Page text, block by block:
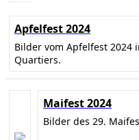
Apfelfest 2024
Bilder vom Apfelfest 2024
Quartiers.
Maifest 2024
Bilder des 29.